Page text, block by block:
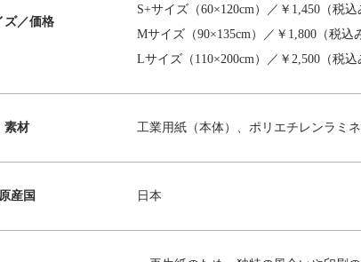
ズ／価格
S+サイズ（60×120cm）／￥1,450（税込
Mサイズ（90×135cm）／￥1,800（税込
Lサイズ（110×200cm）／￥2,500（税込
素材 工業用紙（本体）、ポリエチレンラミ
産国 日本